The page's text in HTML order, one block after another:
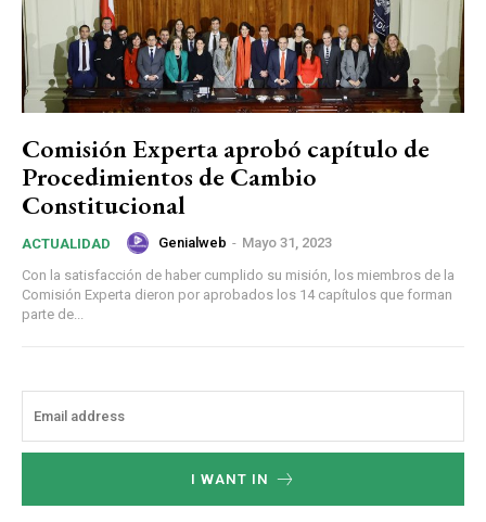
Comisión Experta aprobó capítulo de
Procedimientos de Cambio
Constitucional
ACTUALIDAD Genialweb - Mayo 31, 2023
Con la satisfacción de haber cumplido su misión, los miembros de la
Comisión Experta dieron por aprobados los 14 capítulos que forman
parte de...
I WANT IN